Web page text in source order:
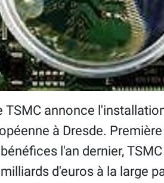
TSMC annonce
à Dresde.
l'an dernier,
d'euros à la large